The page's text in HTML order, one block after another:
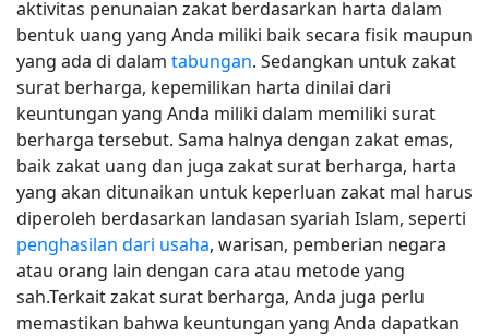
aktivitas penunaian zakat berdasarkan harta dalam
bentuk uang yang Anda miliki baik secara fisik maupun
yang ada di dalam tabungan. Sedangkan untuk zakat
surat berharga, kepemilikan harta dinilai dari
keuntungan yang Anda miliki dalam memiliki surat
berharga tersebut. Sama halnya dengan zakat emas,
baik zakat uang dan juga zakat surat berharga, harta
yang akan ditunaikan untuk keperluan zakat mal harus
diperoleh berdasarkan landasan syariah Islam, seperti
penghasilan dari usaha, warisan, pemberian negara
atau orang lain dengan cara atau metode yang
sah.Terkait zakat surat berharga, Anda juga perlu
memastikan bahwa keuntungan yang Anda dapatkan